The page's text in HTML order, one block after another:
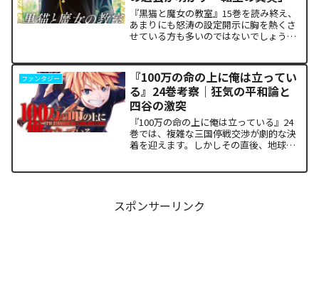
『黒猫と魔女の教室』15巻を読み終え、
あまりにも怒涛の設定開示に胸を熱くさ
せている方も多いのではないでしょう
ドの裏側で、本作最大のミステリーであ
った「アルクの正体」と...
ファンタジー
『100万の命の上に俺は立ってい
る』24巻考察｜狂気の平和論と
四谷の激突
『100万の命の上に俺は立っている』24
巻では、複雑な三国停戦交渉が劇的な決
着を迎えます。しかしその直後、地球を
スポンサーリンク